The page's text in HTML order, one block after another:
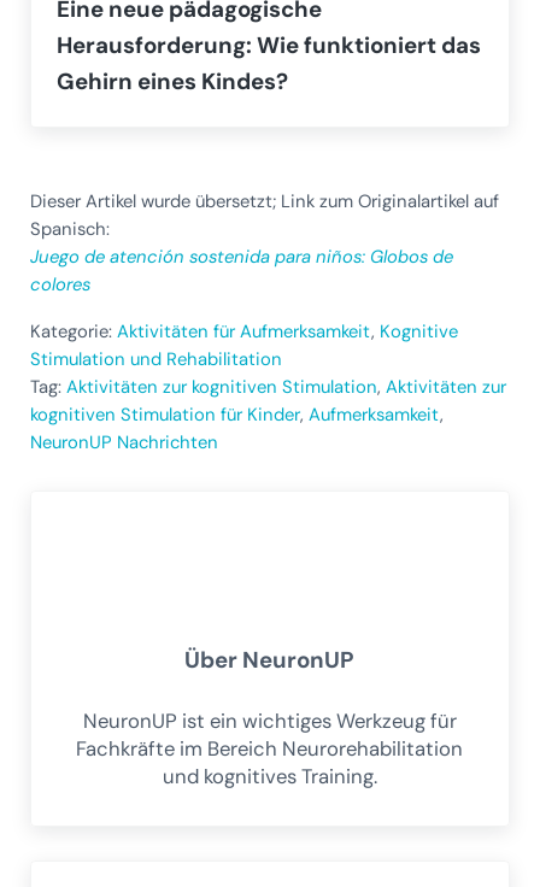
Eine neue pädagogische
Herausforderung: Wie funktioniert das
Gehirn eines Kindes?
Dieser Artikel wurde übersetzt; Link zum Originalartikel auf
Spanisch:
Juego de atención sostenida para niños: Globos de
colores
Kategorie: Aktivitäten für Aufmerksamkeit, Kognitive
Stimulation und Rehabilitation
Tag: Aktivitäten zur kognitiven Stimulation, Aktivitäten zur
kognitiven Stimulation für Kinder, Aufmerksamkeit,
NeuronUP Nachrichten
Über NeuronUP
NeuronUP ist ein wichtiges Werkzeug für
Fachkräfte im Bereich Neurorehabilitation
und kognitives Training.